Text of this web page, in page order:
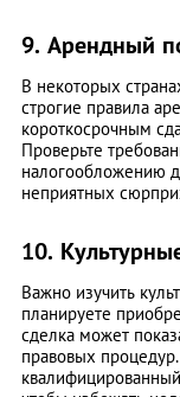
9. Арендный
В некоторых
строгие правила
короткосрочным
Проверьте
налогообложению
неприятных
10.
Важно изучить
планируете
сделка может
правовых